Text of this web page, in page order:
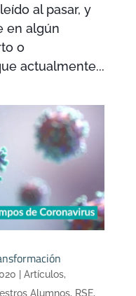
al pasar, y
en algún
o
actualmente...
Artículos,
Alumnos, RSE,